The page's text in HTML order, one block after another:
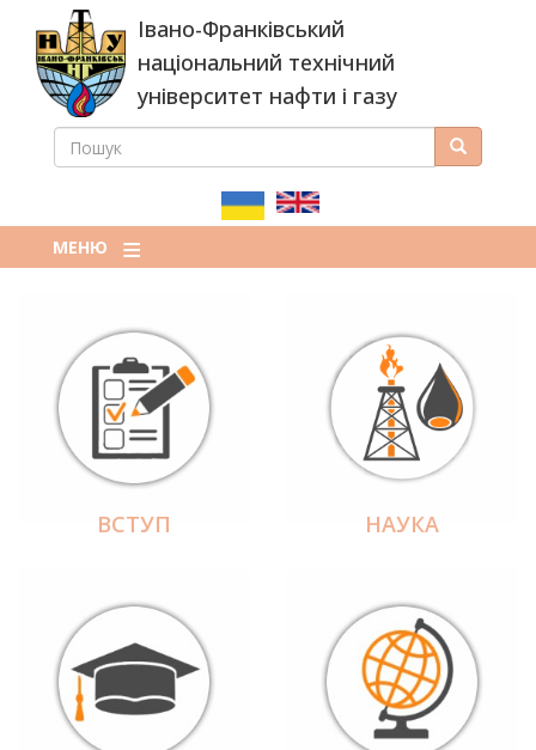
основного
вмісту
Івано-Франківський
національний технічний
університет нафти і газу
ПОШУКОВА
ПОШУК Пошук
МЕНЮ
ВСТУП НАУКА